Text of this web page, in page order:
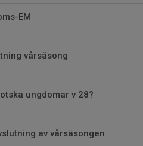
EM
vårsäsong
ungdomar v 28?
av vårsäsongen